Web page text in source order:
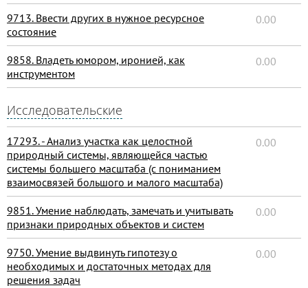
9713. Ввести других в нужное ресурсное
состояние
0.00
9858. Владеть юмором, иронией, как
инструментом
0.00
Исследовательские
17293. - Анализ участка как целостной
природный системы, являющейся частью
системы большего масштаба (с пониманием
взаимосвязей большого и малого масштаба)
0.00
9851. Умение наблюдать, замечать и учитывать
признаки природных объектов и систем
0.00
9750. Умение выдвинуть гипотезу о
необходимых и достаточных методах для
решения задач
0.00